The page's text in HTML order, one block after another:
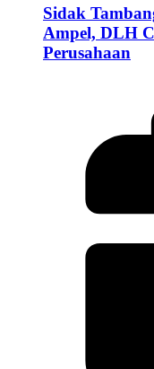
Sidak
Ampel, DLH
Perusahaan